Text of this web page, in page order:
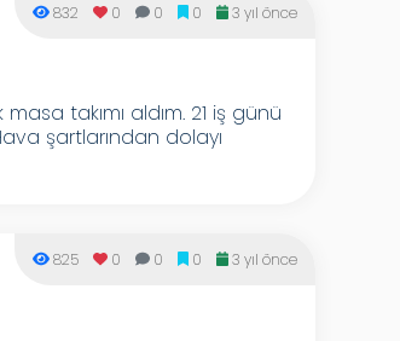
832 0 0 0 3 yıl önce
takımı aldım. 21 iş günü
şartlarından dolayı
825 0 0 0 3 yıl önce